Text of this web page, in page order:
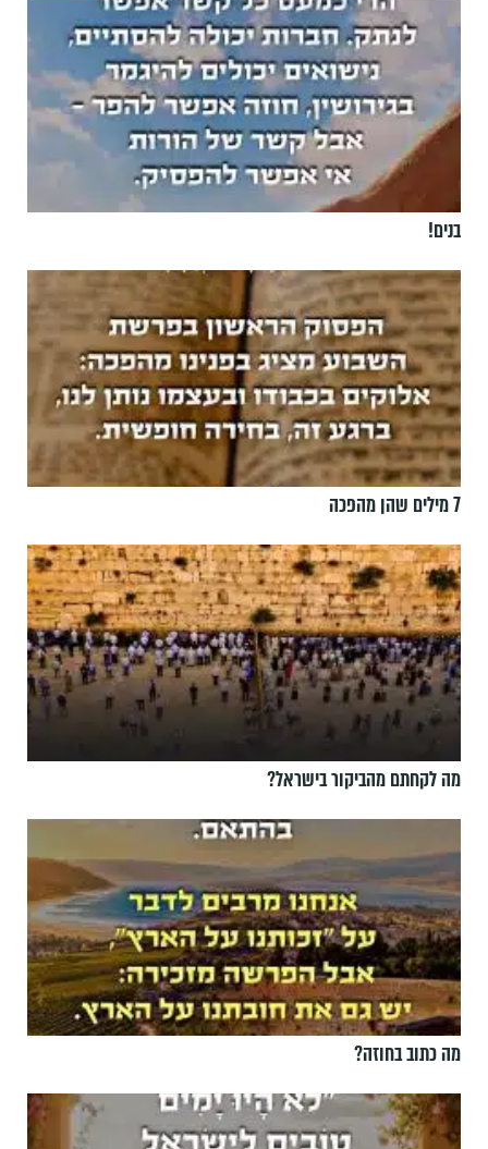
בנים!
7 מילים שהן מהפכה
מה לקחתם מהביקור בישראל?
מה כתוב בחוזה?